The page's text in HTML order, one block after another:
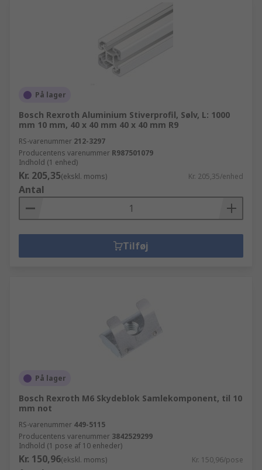
På lager
Bosch Rexroth Aluminium Stiverprofil, Sølv, L: 1000
mm 10 mm, 40 x 40 mm 40 x 40 mm R9
RS-varenummer 212-3297
Producentens varenummer R987501079
Indhold (1 enhed)
Kr. 205,35(ekskl. moms) Kr. 205,35/enhed
Antal
Tilføj
På lager
Bosch Rexroth M6 Skydeblok Samlekomponent, til 10
mm not
RS-varenummer 449-5115
Producentens varenummer 3842529299
Indhold (1 pose af 10 enheder)
Kr. 150,96(ekskl. moms) Kr. 150,96/pose